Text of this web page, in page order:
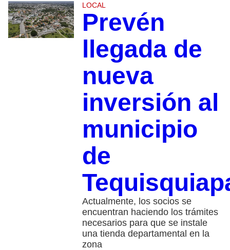
LOCAL
Prevén
llegada de
nueva
inversión al
municipio
de
Actualmente, los socios se
encuentran haciendo los trámites
necesarios para que se instale
una tienda departamental en la
zona